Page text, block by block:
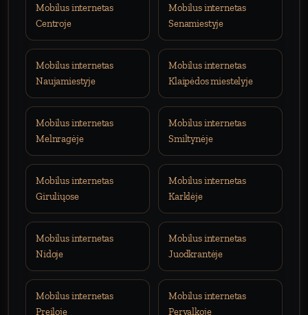
Mobilus internetas
Centroje
Mobilus internetas
Senamiestyje
Mobilus internetas
Naujamiestyje
Mobilus internetas
Klaipėdos miestelyje
Mobilus internetas
Melnragėje
Mobilus internetas
Smiltynėje
Mobilus internetas
Giruliųose
Mobilus internetas
Karklėje
Mobilus internetas
Nidoje
Mobilus internetas
Juodkrantėje
Mobilus internetas
Preiloje
Mobilus internetas
Pervalkoje